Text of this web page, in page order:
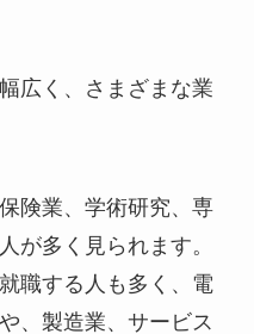
広く、さまざまな業
険業、学術研究、専
が多く見られます。
職する人も多く、電
、製造業、サービス